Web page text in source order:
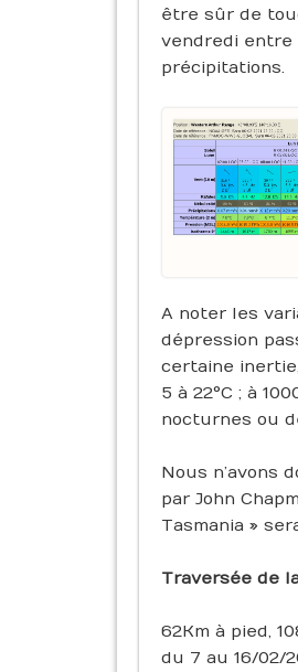
être sûr de
vendredi entre
précipitations.
A noter les
dépression
certaine
5 à 22°C ; à
nocturnes ou
Nous n’avons
par John
Tasmania »
Traversée de
62Km à pied,
du 7 au 16/02/